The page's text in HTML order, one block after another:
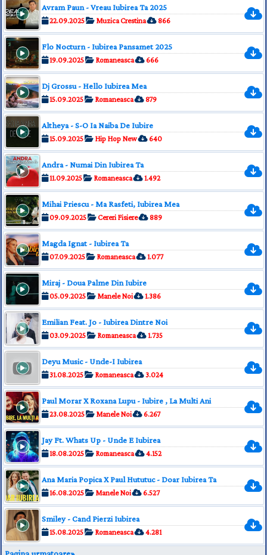
Avram Paun - Vreau Iubirea Ta 2025
22.09.2025 Muzica Crestina 866
Flo Nocturn - Iubirea Pansamet 2025
19.09.2025 Romaneasca 666
Dj Grossu - Hello Iubirea Mea
15.09.2025 Romaneasca 879
Altheya - S-O Ia Naiba De Iubire
15.09.2025 Hip Hop New 640
Andra - Numai Din Iubirea Ta
11.09.2025 Romaneasca 1.492
Mihai Priescu - Ma Rasfeti, Iubirea Mea
09.09.2025 Cereri Fisiere 889
Magda Ignat - Iubirea Ta
07.09.2025 Romaneasca 1.077
Miraj - Doua Palme Din Iubire
05.09.2025 Manele Noi 1.386
Emilian Feat. Jo - Iubirea Dintre Noi
03.09.2025 Romaneasca 1.735
Deyu Music - Unde-I Iubirea
31.08.2025 Romaneasca 3.024
Paul Morar X Roxana Lupu - Iubire , La Multi Ani
23.08.2025 Manele Noi 6.267
Jay Ft. Whats Up - Unde E Iubirea
18.08.2025 Romaneasca 4.152
Ana Maria Popica X Paul Hututuc - Doar Iubirea Ta
16.08.2025 Manele Noi 6.527
Smiley - Cand Pierzi Iubirea
15.08.2025 Romaneasca 4.281